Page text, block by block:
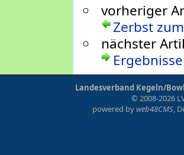
vorheriger
Zerbst
nächster
Landesverband Kegeln/
© 2008-2026
powered byweb48CMS ,